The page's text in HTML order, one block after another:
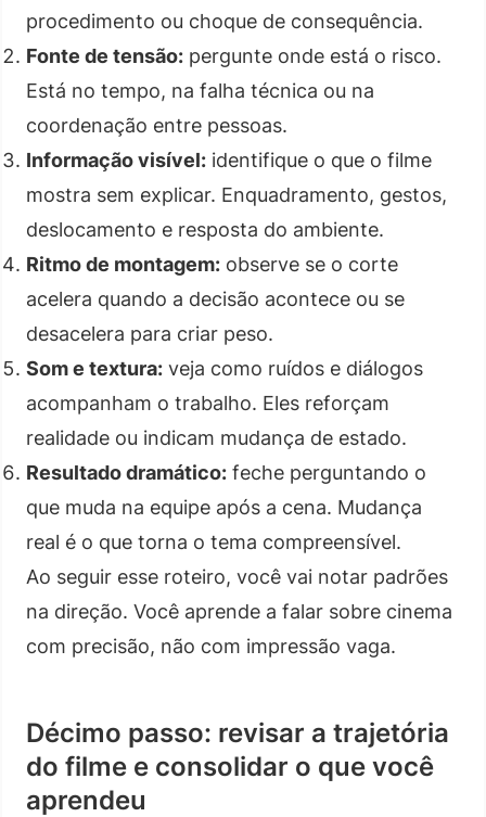
procedimento ou choque de consequência.
Fonte de tensão: pergunte onde está o risco.
Está no tempo, na falha técnica ou na
coordenação entre pessoas.
Informação visível: identifique o que o filme
mostra sem explicar. Enquadramento, gestos,
deslocamento e resposta do ambiente.
Ritmo de montagem: observe se o corte
acelera quando a decisão acontece ou se
desacelera para criar peso.
Som e textura: veja como ruídos e diálogos
acompanham o trabalho. Eles reforçam
realidade ou indicam mudança de estado.
Resultado dramático: feche perguntando o
que muda na equipe após a cena. Mudança
real é o que torna o tema compreensível.
Ao seguir esse roteiro, você vai notar padrões
na direção. Você aprende a falar sobre cinema
com precisão, não com impressão vaga.
Décimo passo: revisar a trajetória
do filme e consolidar o que você
aprendeu